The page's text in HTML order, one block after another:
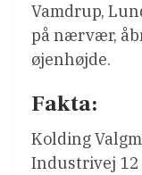
Vamdrup,
på nærvær,
øjenhøjde.
Fakta:
Kolding
Industrivej 12